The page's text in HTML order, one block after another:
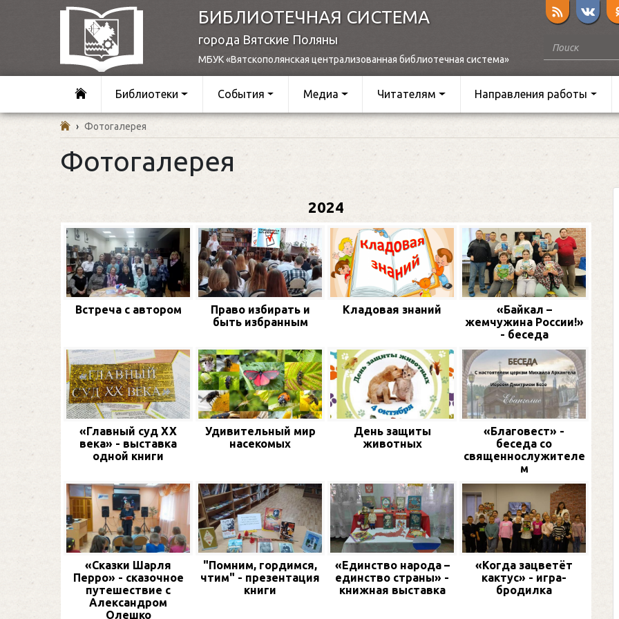
БИБЛИОТЕЧНАЯ СИСТЕМА
города Вятские Поляны
МБУК «Вятскополянская централизованная библиотечная система»
Библиотеки События Медиа Читателям Направления работы
› Фотогалерея
Фотогалерея
2024
Встреча с автором
Право избирать и
быть избранным
Кладовая знаний
«Байкал –
жемчужина России!»
- беседа
«Главный суд XX
века» - выставка
одной книги
Удивительный мир
насекомых
День защиты
животных
«Благовест» -
беседа со
священнослужителе
м
«Сказки Шарля
Перро» - сказочное
путешествие с
Александром
Олешко
"Помним, гордимся,
чтим" - презентация
книги
«Единство народа –
единство страны» -
книжная выставка
«Когда зацветёт
кактус» - игра-
бродилка